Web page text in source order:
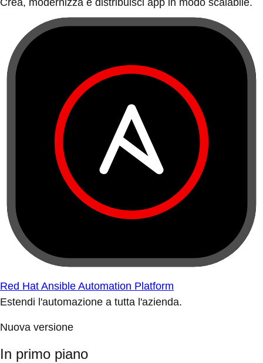
Crea, modernizza e distribuisci app in modo scalabile.
Red Hat Ansible Automation Platform
Estendi l'automazione a tutta l'azienda.
Nuova versione
In primo piano